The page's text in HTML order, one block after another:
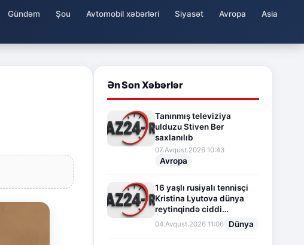
Gündəm Şou Avtomobil xəbərləri Siyasət Avropa
Asia
Ən Son Xəbərlər
Tanınmış televiziya
ulduzu Stiven Ber
saxlanılıb
07.Avqust.2026 10:43
Avropa
16 yaşlı rusiyalı tennisçi
Kristina Lyutova dünya
reytinqində ciddi
irəliləyişə imza atdı
04.Avqust.2026 11:06 Dünya